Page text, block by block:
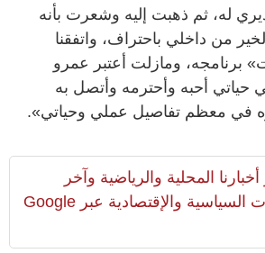
له، ثم ذهبت إليه وشعرت بأنه
من داخلي باحتراف، واتفقنا
برنامجه، ومازلت أعتبر عمرو
حياتي أحبه وأحترمه وأتصل به
في معظم تفاصيل عملي وحياتي».
أخبارنا المحلية والرياضية وآخر
المستجدات السياسية والإقتصادية عبر Google